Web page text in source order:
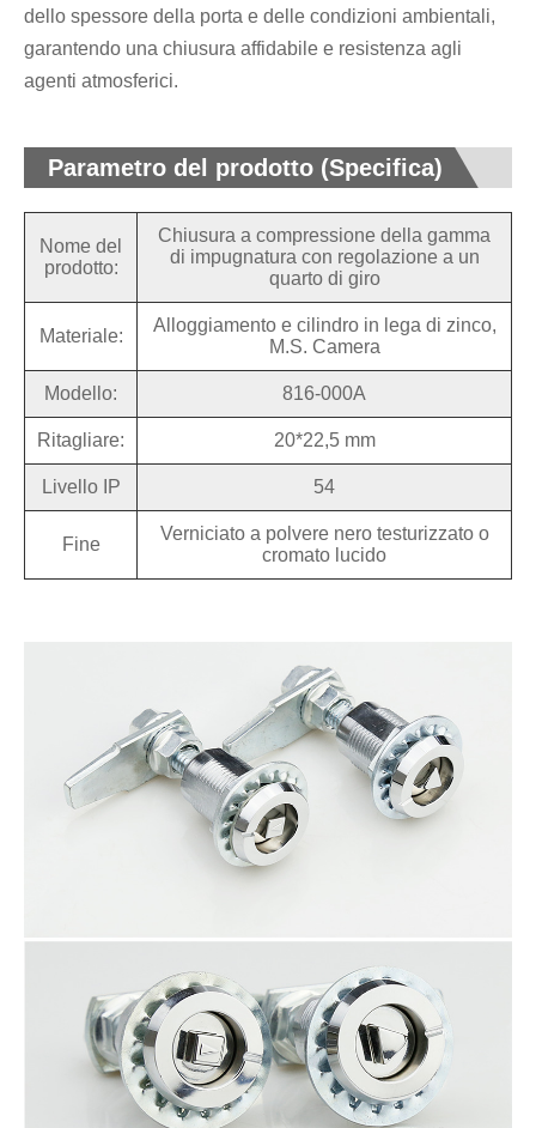
dello spessore della porta e delle condizioni ambientali,
garantendo una chiusura affidabile e resistenza agli
agenti atmosferici.
Parametro del prodotto (Specifica)
Nome del
prodotto:
Chiusura a compressione della gamma
di impugnatura con regolazione a un
quarto di giro
Materiale:
Alloggiamento e cilindro in lega di zinco,
M.S. Camera
Modello: 816-000A
Ritagliare: 20*22,5 mm
Livello IP 54
Fine
Verniciato a polvere nero testurizzato o
cromato lucido